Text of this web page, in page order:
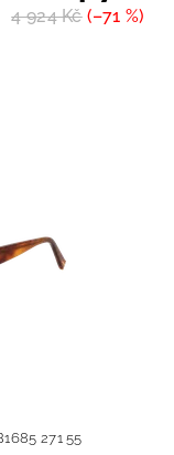
4 924 Kč(–71 %)
271 55